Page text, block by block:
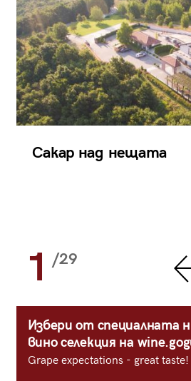
Сакар над нещата
1 /29
Избери от специалната
вино селекция на
Grape expectations - great taste!